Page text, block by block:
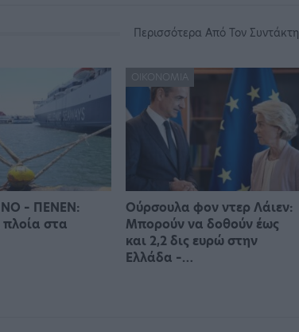
Περισσότερα Από Τον Συντάκτη
– ΠΕΝΕΝ:
στα
ΟΙΚΟΝΟΜΊΑ
Ούρσουλα φον ντερ Λάιεν:
Μπορούν να δοθούν έως
και 2,2 δις ευρώ στην
Ελλάδα –…